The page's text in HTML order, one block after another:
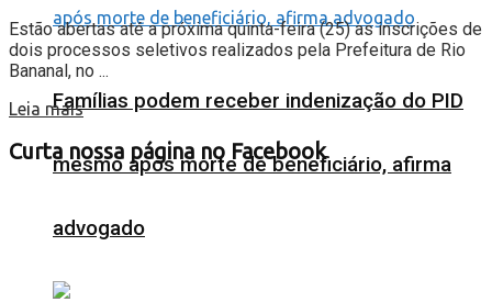
Famílias podem receber indenização do PID
mesmo após morte de beneficiário, afirma
advogado
Estão abertas até a próxima quinta-feira (25) as inscrições de
dois processos seletivos realizados pela Prefeitura de Rio
Bananal, no ...
Leia mais
Curta nossa página no Facebook